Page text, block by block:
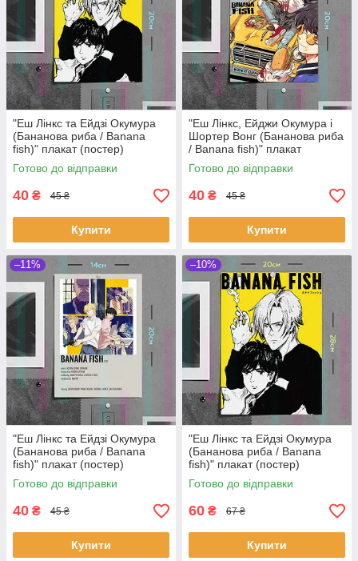
"Еш Лінкс та Ейдзі Окумура
(Бананова риба / Banana
fish)" плакат (постер)
розміром А5 (14х20см)
Готово до відправки
40 ₴ 45 ₴
Купити
"Еш Лінкс, Ейджи Окумура і
Шортер Вонг (Бананова риба
/ Banana fish)" плакат
(постер) розміром А5
(14х20см)
Готово до відправки
40 ₴ 45 ₴
Купити
–11%
"Еш Лінкс та Ейдзі Окумура
(Бананова риба / Banana
fish)" плакат (постер)
розміром А5 (14х20см)
Готово до відправки
40 ₴ 45 ₴
Купити
–10%
"Еш Лінкс та Ейдзі Окумура
(Бананова риба / Banana
fish)" плакат (постер)
розміром А4 (20х28см)
Готово до відправки
60 ₴ 67 ₴
Купити